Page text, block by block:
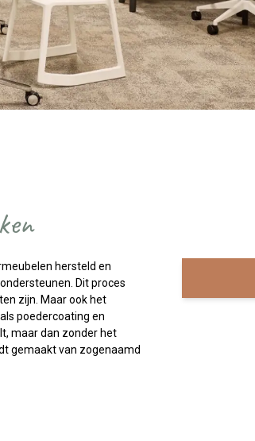
hersteld en
Dit proces
zijn. Maar ook het
poedercoating en
maar dan zonder het
gemaakt van zogenaamd